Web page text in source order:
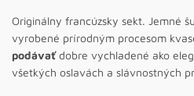
Originálny francúzsky sekt. Jemné
vyrobené prírodným procesom
podávaťdobre vychladené ako
všetkých oslavách a slávnostných